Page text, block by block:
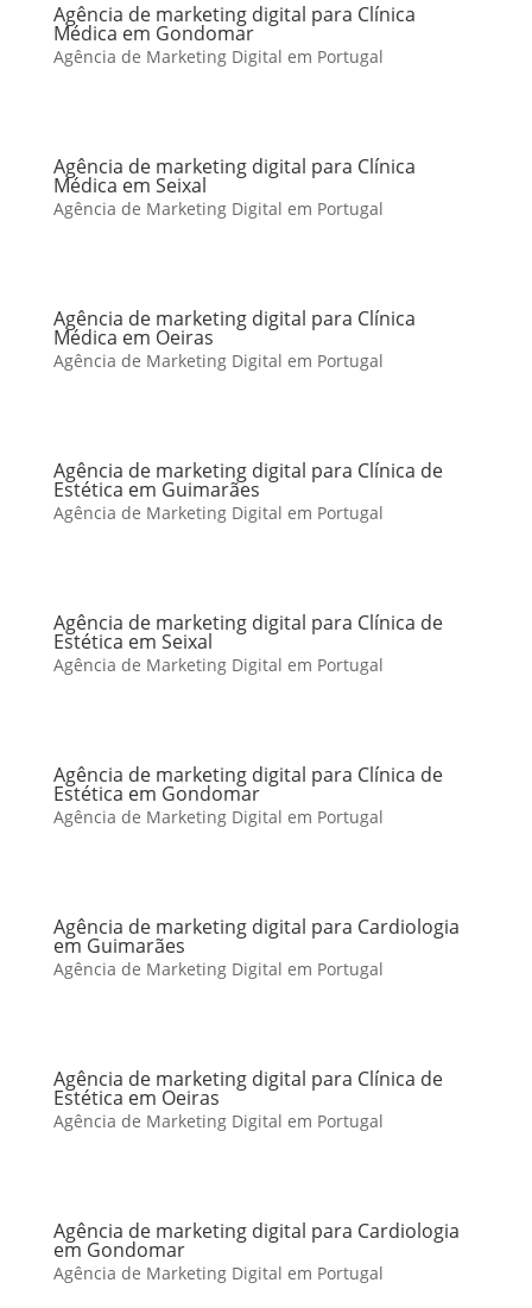
Agência de marketing digital para Clínica
Médica em Gondomar
Agência de Marketing Digital em Portugal
Agência de marketing digital para Clínica
Médica em Seixal
Agência de Marketing Digital em Portugal
Agência de marketing digital para Clínica
Médica em Oeiras
Agência de Marketing Digital em Portugal
Agência de marketing digital para Clínica de
Estética em Guimarães
Agência de Marketing Digital em Portugal
Agência de marketing digital para Clínica de
Estética em Seixal
Agência de Marketing Digital em Portugal
Agência de marketing digital para Clínica de
Estética em Gondomar
Agência de Marketing Digital em Portugal
Agência de marketing digital para Cardiologia
em Guimarães
Agência de Marketing Digital em Portugal
Agência de marketing digital para Clínica de
Estética em Oeiras
Agência de Marketing Digital em Portugal
Agência de marketing digital para Cardiologia
em Gondomar
Agência de Marketing Digital em Portugal